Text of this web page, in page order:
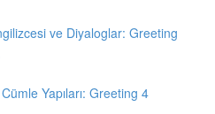
ve Diyaloglar: Greeting
Yapıları: Greeting 4